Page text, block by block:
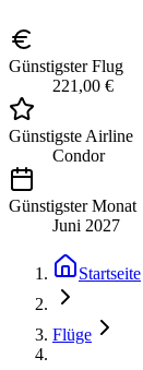
Günstigster Flug
221,00 €
Günstigste Airline
Condor
Günstigster Monat
Juni 2027
Startseite
Flüge